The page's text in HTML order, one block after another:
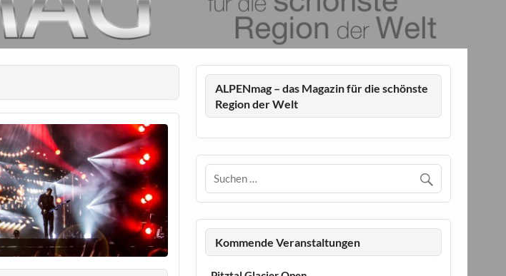
ALPENmag – das Magazin für die schönste
Region der Welt
Kommende Veranstaltungen